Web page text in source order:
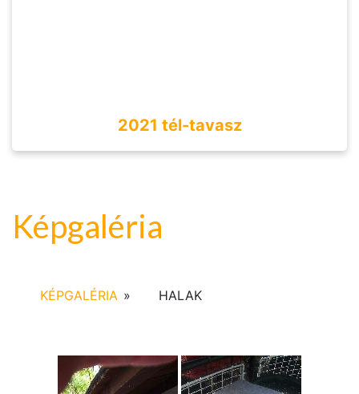
2021 tél-tavasz
Képgaléria
KÉPGALÉRIA » HALAK